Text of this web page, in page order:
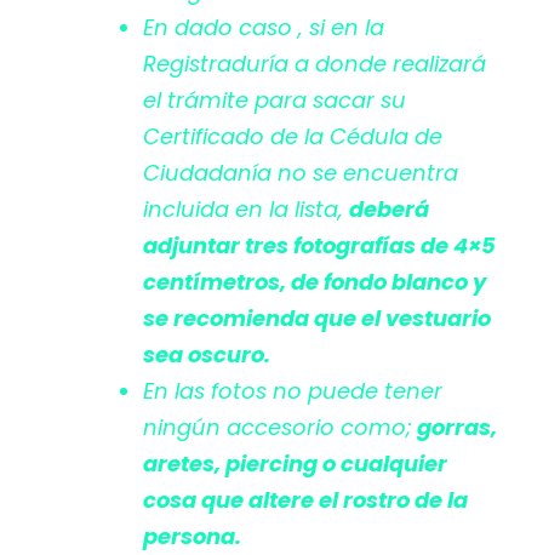
En dado caso , si en la
Registraduría a donde realizará
el trámite para sacar su
Certificado de la Cédula de
Ciudadanía no se encuentra
incluida en la lista, deberá
adjuntar tres fotografías de 4×5
centímetros, de fondo blanco y
se recomienda que el vestuario
sea oscuro.
En las fotos no puede tener
ningún accesorio como; gorras,
aretes, piercing o cualquier
cosa que altere el rostro de la
persona.